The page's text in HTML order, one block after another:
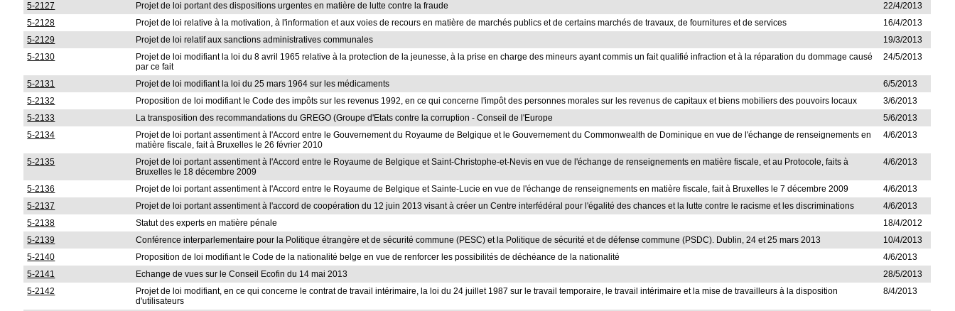
5-2127
Projet de loi portant des dispositions urgentes en matière de lutte contre la fraude
22/4/2013
5-2128
Projet de loi relative à la motivation, à l'information et aux voies de recours en matière de marchés publics et de certains marchés de travaux, de fournitures et de services
16/4/2013
5-2129
Projet de loi relatif aux sanctions administratives communales
19/3/2013
5-2130
Projet de loi modifiant la loi du 8 avril 1965 relative à la protection de la jeunesse, à la prise en charge des mineurs ayant commis un fait qualifié infraction et à la réparation du dommage causé
par ce fait
24/5/2013
5-2131 Projet de loi modifiant la loi du 25 mars 1964 sur les médicaments
6/5/2013
5-2132
Proposition de loi modifiant le Code des impôts sur les revenus 1992, en ce qui concerne l'impôt des personnes morales sur les revenus de capitaux et biens mobiliers des pouvoirs locaux
3/6/2013
5-2133
La transposition des recommandations du GREGO (Groupe d'Etats contre la corruption - Conseil de l'Europe
5/6/2013
5-2134
Projet de loi portant assentiment à l'Accord entre le Gouvernement du Royaume de Belgique et le Gouvernement du Commonwealth de Dominique en vue de l'échange de renseignements en
matière fiscale, fait à Bruxelles le 26 février 2010
4/6/2013
5-2135
Projet de loi portant assentiment à l'Accord entre le Royaume de Belgique et Saint-Christophe-et-Nevis en vue de l'échange de renseignements en matière fiscale, et au Protocole, faits à
Bruxelles le 18 décembre 2009
4/6/2013
5-2136 Projet de loi portant assentiment à l'Accord entre le Royaume de Belgique et Sainte-Lucie en vue de l'échange de renseignements en matière fiscale, fait à Bruxelles le 7 décembre 2009
4/6/2013
5-2137
Projet de loi portant assentiment à l'accord de coopération du 12 juin 2013 visant à créer un Centre interfédéral pour l'égalité des chances et la lutte contre le racisme et les discriminations
4/6/2013
5-2138
Statut des experts en matière pénale
18/4/2012
5-2139
Conférence interparlementaire pour la Politique étrangère et de sécurité commune (PESC) et la Politique de sécurité et de défense commune (PSDC). Dublin, 24 et 25 mars 2013
10/4/2013
5-2140
Proposition de loi modifiant le Code de la nationalité belge en vue de renforcer les possibilités de déchéance de la nationalité
4/6/2013
5-2141
Echange de vues sur le Conseil Ecofin du 14 mai 2013
28/5/2013
5-2142
Projet de loi modifiant, en ce qui concerne le contrat de travail intérimaire, la loi du 24 juillet 1987 sur le travail temporaire, le travail intérimaire et la mise de travailleurs à la disposition
d'utilisateurs
8/4/2013